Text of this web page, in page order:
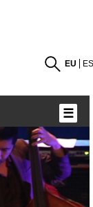
EU
☰